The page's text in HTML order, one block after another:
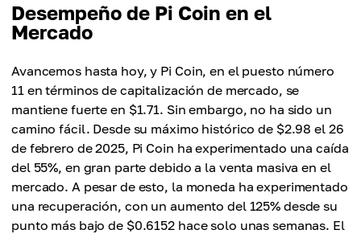
Desempeño de Pi Coin en el
Mercado
Avancemos hasta hoy, y Pi Coin, en el puesto número
11 en términos de capitalización de mercado, se
mantiene fuerte en $1.71. Sin embargo, no ha sido un
camino fácil. Desde su máximo histórico de $2.98 el 26
de febrero de 2025, Pi Coin ha experimentado una caída
del 55%, en gran parte debido a la venta masiva en el
mercado. A pesar de esto, la moneda ha experimentado
una recuperación, con un aumento del 125% desde su
punto más bajo de $0.6152 hace solo unas semanas. El